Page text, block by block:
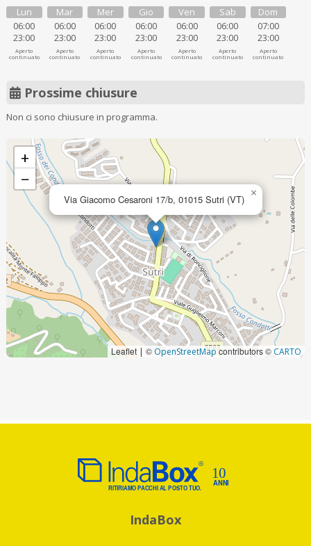
Lun
06:00
23:00
Aperto
continuato
Mar
06:00
23:00
Aperto
continuato
Mer
06:00
23:00
Aperto
continuato
Gio
06:00
23:00
Aperto
continuato
Ven
06:00
23:00
Aperto
continuato
Sab
06:00
23:00
Aperto
continuato
Dom
07:00
23:00
Aperto
continuato
Prossime chiusure
Non ci sono chiusure in programma.
Via Giacomo Cesaroni 17/b, 01015 Sutri (VT) ×
+
−
Leaflet | © OpenStreetMapcontributors © CARTO
IndaBox